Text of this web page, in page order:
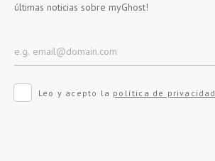
últimas noticias sobre myGhost!
Leo y acepto la política de privacidad